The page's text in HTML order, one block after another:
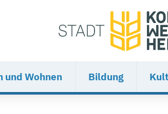
und Wohnen Bildung